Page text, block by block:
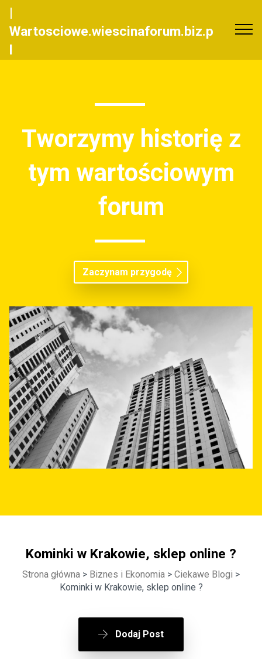
|
Wartosciowe.wiescinaforum.biz.p
Tworzymy historię z
tym wartościowym
forum
Zaczynam przygodę
Kominki w Krakowie, sklep online ?
Strona główna > Biznes i Ekonomia > Ciekawe Blogi >
Kominki w Krakowie, sklep online ?
Dodaj Post